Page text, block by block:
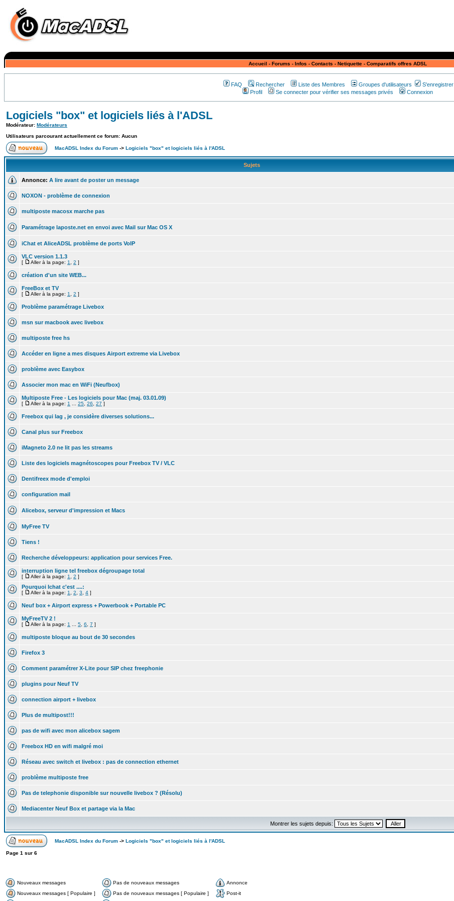
Accueil - Forums - Infos - Contacts - Netiquette- Comparatifs offres ADSL
FAQ Rechercher Liste des Membres Groupes d'utilisateurs
S'enregistrer
Profil
Se connecter pour vérifier ses messages privés Connexion
Logiciels "box" et logiciels liés à l'ADSL
Modérateur: Modérateurs
Utilisateurs parcourant actuellement ce forum: Aucun
MacADSL Index du Forum -> Logiciels "box" et logiciels liés à l'ADSL
Sujets
Annonce: A lire avant de poster un message
NOXON - problème de connexion
multiposte macosx marche pas
Paramétrage laposte.net en envoi avec Mail sur Mac OS X
iChat et AliceADSL problème de ports VoIP
VLC version 1.1.3
[ Aller à la page: 1 2 ]
création d'un site WEB...
FreeBox et TV
[ Aller à la page: 1 2 ]
Problème paramétrage Livebox
msn sur macbook avec livebox
multiposte free hs
Accéder en ligne a mes disques Airport extreme via Livebox
problème avec Easybox
Associer mon mac en WiFi (Neufbox)
Multiposte Free - Les logiciels pour Mac (maj. 03.01.09)
[ Aller à la page: 1 25 26 27 ]
Freebox qui lag , je considère diverses solutions...
Canal plus sur Freebox
iMagneto 2.0 ne lit pas les streams
Liste des logiciels magnétoscopes pour Freebox TV / VLC
Dentifreex mode d'emploi
configuration mail
Alicebox, serveur d'impression et Macs
MyFree TV
Tiens !
Recherche développeurs: application pour services Free.
interruption ligne tel freebox dégroupage total
[ Aller à la page: 1 2 ]
Pourquoi Ichat c'est ....:
[ Aller à la page: 1 2 3 4 ]
Neuf box + Airport express + Powerbook + Portable PC
MyFreeTV 2 !
[ Aller à la page: 1 5 6 7 ]
multiposte bloque au bout de 30 secondes
Firefox 3
Comment paramétrer X-Lite pour SIP chez freephonie
plugins pour Neuf TV
connection airport + livebox
Plus de multipost!!!
pas de wifi avec mon alicebox sagem
Freebox HD en wifi malgré moi
Réseau avec switch et livebox : pas de connection ethernet
problème multiposte free
Pas de telephonie disponible sur nouvelle livebox ? (Résolu)
Mediacenter Neuf Box et partage via la Mac
Montrer les sujets depuis:
MacADSL Index du Forum -> Logiciels "box" et logiciels liés à l'ADSL
Page 1 sur 6
Nouveaux messages Pas de nouveaux messages
Annonce
Nouveaux messages [ Populaire ]
Pas de nouveaux messages [ Populaire ] Post-it